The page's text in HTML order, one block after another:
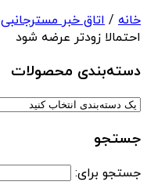
خانه / اتاق خبر مسترجانبی
احتمالا زودتر عرضه شود
دسته‌بندی‌ محصولات
جستجو
جستجو برای: